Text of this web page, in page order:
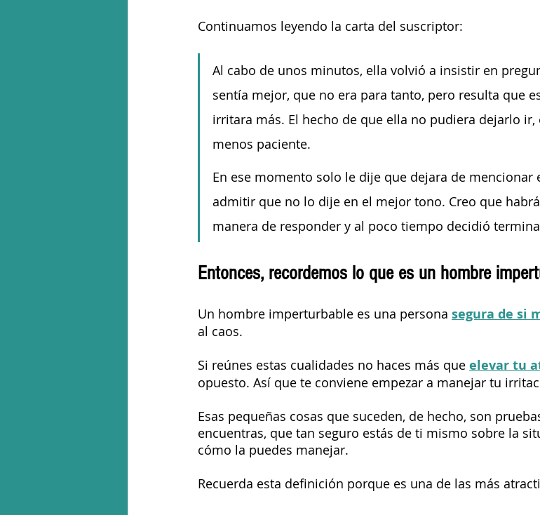
Continuamos leyendo la carta del suscriptor:
Al cabo de unos minutos, ella volvió a insistir en
sentía mejor, que no era para tanto, pero resulta que
irritara más. El hecho de que ella no pudiera dejarlo ir,
menos paciente.
En ese momento solo le dije que dejara de mencionar
admitir que no lo dije en el mejor tono. Creo que
manera de responder y al poco tiempo decidió
Entonces, recordemos lo que es un hombre
Un hombre imperturbable es una persona segura de si
al caos.
Si reúnes estas cualidades no haces más que elevar tu
opuesto. Así que te conviene empezar a manejar tu
Esas pequeñas cosas que suceden, de hecho, son
encuentras, que tan seguro estás de ti mismo sobre la
cómo la puedes manejar.
Recuerda esta definición porque es una de las más